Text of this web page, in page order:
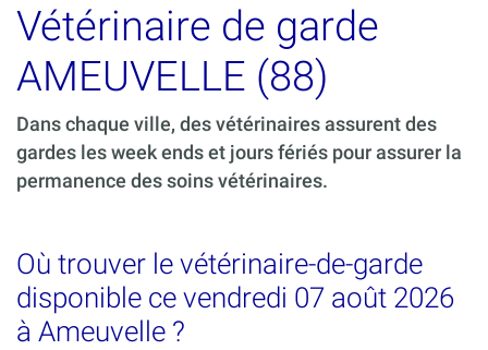
Vétérinaire de garde
AMEUVELLE (88)
Dans chaque ville, des vétérinaires assurent des
gardes les week ends et jours fériés pour assurer la
permanence des soins vétérinaires.
Où trouver le vétérinaire-de-garde
disponible ce vendredi 07 août 2026
à Ameuvelle ?